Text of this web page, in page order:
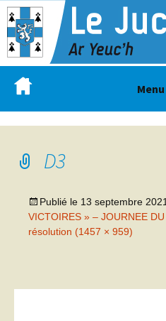
Menu
D3
Publié le 13 septembre 2021
VICTOIRES » – JOURNEE
résolution (1457 × 959)